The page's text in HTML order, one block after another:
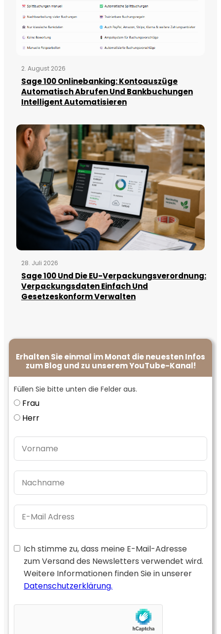
2. August 2026
Sage 100 Onlinebanking: Kontoauszüge
Automatisch Abrufen Und Bankbuchungen
Intelligent Automatisieren
28. Juli 2026
Sage 100 Und Die EU-Verpackungsverordnung:
Verpackungsdaten Einfach Und
Gesetzeskonform Verwalten
Erhalten Sie einmal im Monat die neuesten Infos
zum Blog und zu unserem YouTube-Kanal!
Füllen Sie bitte unten die Felder aus.
Frau
Herr
Ich stimme zu, dass meine E-Mail-Adresse
zum Versand des Newsletters verwendet wird.
Weitere Informationen finden Sie in unserer
Datenschutzerklärung.